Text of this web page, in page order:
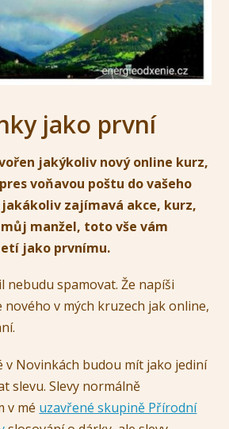
jako první
jakýkoliv nový online kurz,
voňavou poštu do vašeho
zajímavá akce, kurz,
manžel, toto vše vám
jako prvnímu.
nebudu spamovat. Že napíši
nového v mých kruzech jak online,
v Novinkách budou mít jako jediní
slevu. Slevy normálně
v mé uzavřené skupině Přírodní